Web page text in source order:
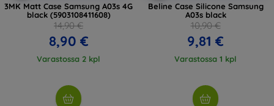
3MK Matt Case Samsung A03s 4G
black (5903108411608)
14,90 €
8,90 €
Varastossa 2 kpl
Beline Case Silicone Samsung
A03s black
10,90 €
9,81 €
Varastossa 1 kpl